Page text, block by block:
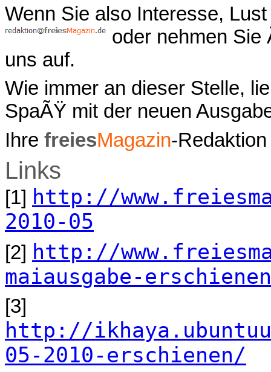
Wenn Sie also Interesse,
oder nehmen
uns auf.
Wie immer an dieser Stelle,
SpaÃŸ mit der neuen
Ihre freiesMagazin-Redaktion
Links
[1] http://
2010-05
[2] http://
maiausgabe-
[3]
http://
05-2010-erschienen/